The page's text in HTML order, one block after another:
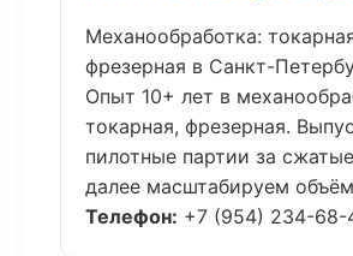
Механообработка:
фрезерная в Санкт-
Опыт 10+ лет в
токарная, фрезерная.
пилотные партии за
далее масштабируем
Телефон: +7 (954) 234-68-